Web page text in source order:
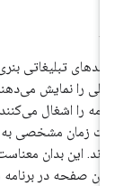
تبلیغاتی بنری،
را نمایش می‌دهند
را اشغال می‌کنند.
زمان مشخصی به طور
این بدان معناست که
صفحه در برنامه شما